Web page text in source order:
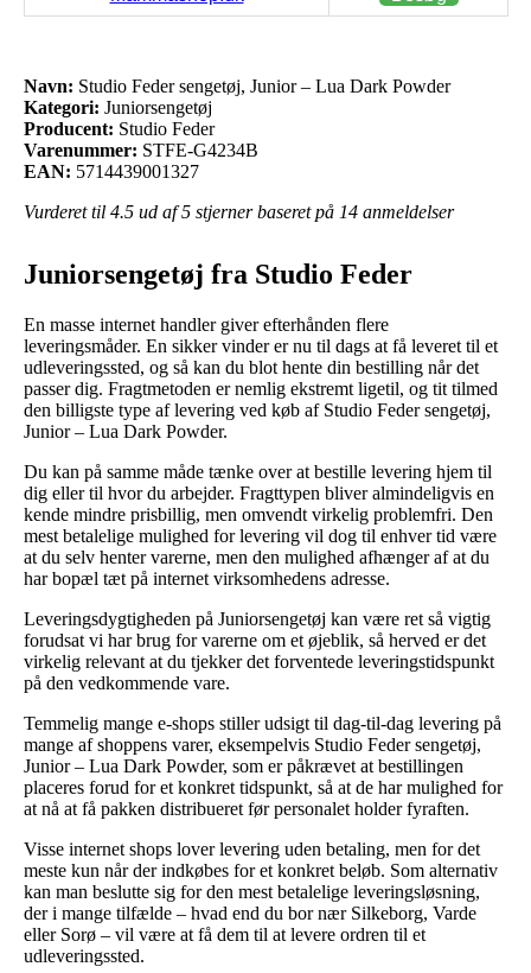
Navn: Studio Feder sengetøj, Junior – Lua Dark Powder
Kategori: Juniorsengetøj
Producent: Studio Feder
Varenummer: STFE-G4234B
EAN: 5714439001327
Vurderet til 4.5 ud af 5 stjerner baseret på 14 anmeldelser
Juniorsengetøj fra Studio Feder
En masse internet handler giver efterhånden flere
leveringsmåder. En sikker vinder er nu til dags at få leveret til et
udleveringssted, og så kan du blot hente din bestilling når det
passer dig. Fragtmetoden er nemlig ekstremt ligetil, og tit tilmed
den billigste type af levering ved køb af Studio Feder sengetøj,
Junior – Lua Dark Powder.
Du kan på samme måde tænke over at bestille levering hjem til
dig eller til hvor du arbejder. Fragttypen bliver almindeligvis en
kende mindre prisbillig, men omvendt virkelig problemfri. Den
mest betalelige mulighed for levering vil dog til enhver tid være
at du selv henter varerne, men den mulighed afhænger af at du
har bopæl tæt på internet virksomhedens adresse.
Leveringsdygtigheden på Juniorsengetøj kan være ret så vigtig
forudsat vi har brug for varerne om et øjeblik, så herved er det
virkelig relevant at du tjekker det forventede leveringstidspunkt
på den vedkommende vare.
Temmelig mange e-shops stiller udsigt til dag-til-dag levering på
mange af shoppens varer, eksempelvis Studio Feder sengetøj,
Junior – Lua Dark Powder, som er påkrævet at bestillingen
placeres forud for et konkret tidspunkt, så at de har mulighed for
at nå at få pakken distribueret før personalet holder fyraften.
Visse internet shops lover levering uden betaling, men for det
meste kun når der indkøbes for et konkret beløb. Som alternativ
kan man beslutte sig for den mest betalelige leveringsløsning,
der i mange tilfælde – hvad end du bor nær Silkeborg, Varde
eller Sorø – vil være at få dem til at levere ordren til et
udleveringssted.